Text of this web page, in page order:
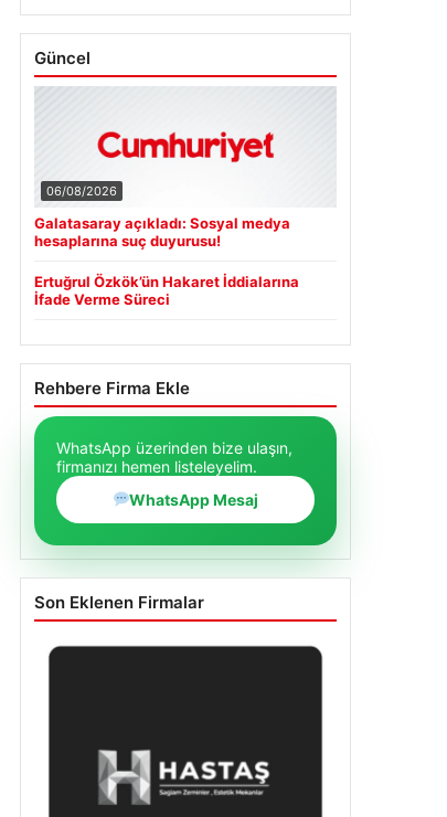
Güncel
06/08/2026
Galatasaray açıkladı: Sosyal medya
hesaplarına suç duyurusu!
Ertuğrul Özkök’ün Hakaret İddialarına
İfade Verme Süreci
Rehbere Firma Ekle
WhatsApp üzerinden bize ulaşın,
firmanızı hemen listeleyelim.
WhatsApp Mesaj
Son Eklenen Firmalar